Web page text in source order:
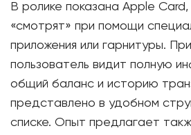
В ролике показана Apple
«смотрят» при помощи
приложения или гарнитуры.
пользователь видит полную
общий баланс и историю
представлено в удобном
списке. Опыт предлагает